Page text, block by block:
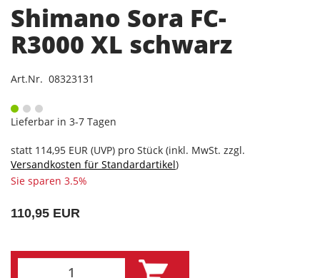
Shimano Sora FC-
R3000 XL schwarz
Art.Nr. 08323131
Lieferbar in 3-7 Tagen
statt 114,95 EUR (UVP) pro Stück (inkl. MwSt. zzgl.
Versandkosten für Standardartikel)
Sie sparen 3.5%
110,95 EUR